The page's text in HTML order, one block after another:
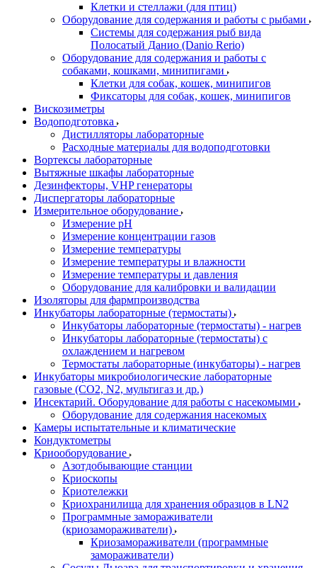
Клетки и стеллажи (для птиц)
Оборудование для содержания и работы с рыбами
Системы для содержания рыб вида
Полосатый Данио (Danio Rerio)
Оборудование для содержания и работы с
собаками, кошками, минипигами
Клетки для собак, кошек, минипигов
Фиксаторы для собак, кошек, минипигов
Вискозиметры
Водоподготовка
Дистилляторы лабораторные
Расходные материалы для водоподготовки
Вортексы лабораторные
Вытяжные шкафы лабораторные
Дезинфекторы, VHP генераторы
Диспергаторы лабораторные
Измерительное оборудование
Измерение pH
Измерение концентрации газов
Измерение температуры
Измерение температуры и влажности
Измерение температуры и давления
Оборудование для калибровки и валидации
Изоляторы для фармпроизводства
Инкубаторы лабораторные (термостаты)
Инкубаторы лабораторные (термостаты) - нагрев
Инкубаторы лабораторные (термостаты) с
охлаждением и нагревом
Термостаты лабораторные (инкубаторы) - нагрев
Инкубаторы микробиологические лабораторные
газовые (CO2, N2, мультигаз и др.)
Инсектарий. Оборудование для работы с насекомыми
Оборудование для содержания насекомых
Камеры испытательные и климатические
Кондуктометры
Криооборудование
Азотдобывающие станции
Криоскопы
Криотележки
Криохранилища для хранения образцов в LN2
Программные замораживатели
(криозамораживатели)
Криозамораживатели (программные
замораживатели)